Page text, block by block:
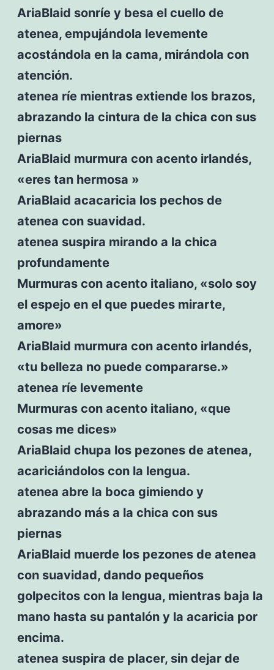
AriaBlaid sonríe y besa el cuello de
atenea, empujándola levemente
acostándola en la cama, mirándola con
atención.
atenea ríe mientras extiende los brazos,
abrazando la cintura de la chica con sus
piernas
AriaBlaid murmura con acento irlandés,
«eres tan hermosa »
AriaBlaid acacaricia los pechos de
atenea con suavidad.
atenea suspira mirando a la chica
profundamente
Murmuras con acento italiano, «solo soy
el espejo en el que puedes mirarte,
amore»
AriaBlaid murmura con acento irlandés,
«tu belleza no puede compararse.»
atenea ríe levemente
Murmuras con acento italiano, «que
cosas me dices»
AriaBlaid chupa los pezones de atenea,
acariciándolos con la lengua.
atenea abre la boca gimiendo y
abrazando más a la chica con sus
piernas
AriaBlaid muerde los pezones de atenea
con suavidad, dando pequeños
golpecitos con la lengua, mientras baja la
mano hasta su pantalón y la acaricia por
encima.
atenea suspira de placer, sin dejar de